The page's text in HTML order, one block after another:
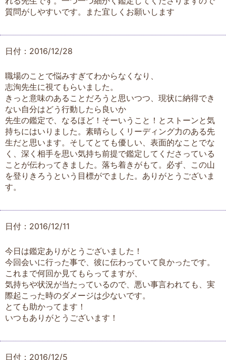
質問がしやすいです。また宜しくお願いします
日付：2016/12/28
職場のことで悩みすぎてわからなくなり、
志洵先生に視てもらいました。
きっと意味のあることだろうと思いつつ、現状に納得でき
ない自分はどう行動したら良いか
先生の鑑定で、なるほど！そーいうこと！とストーンと気
持ちにはいりました。素晴らしくリーディング力のある先
生だと思います。そしてとても優しい、表面的なことでな
く、深く相手を思い気持ち前提で鑑定してくださっている
ことが伝わってきました。落ち着きがもて。必ず、この山
を登りきろうという目標がでました。ありがとうございま
す。
日付：2016/12/11
今日は鑑定ありがとうございました！
今回会いに行った事で、彼に伝わっていて良かったです。
これまで何回か見てもらってますが、
気持ちや状況が当たっているので、悪い事言われても、実
際起こった時のダメージは少ないです。
とても助かってます！
いつもありがとうございます！
日付：2016/12/5